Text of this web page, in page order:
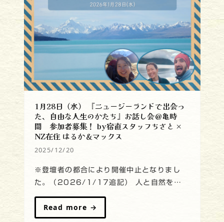
1月28日（水） 『ニュージーランドで出会っ
た、自由な人生のかたち』お話し会＠亀時
間 参加者募集！ by宿直スタッフちさと ×
NZ在住 はるか＆マックス
2025/12/20
※登壇者の都合により開催中止となりまし
た。（2026/1/17追記） 人と自然を…
Read more →